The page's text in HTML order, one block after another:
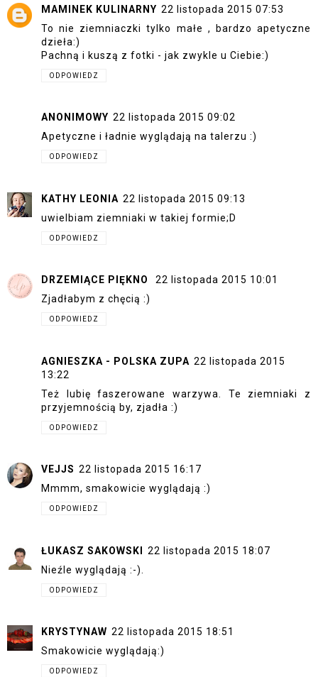
MAMINEK KULINARNY 22 listopada 2015 07:53
To nie ziemniaczki tylko małe , bardzo apetyczne
dzieła:)
Pachną i kuszą z fotki - jak zwykle u Ciebie:)
ODPOWIEDZ
ANONIMOWY 22 listopada 2015 09:02
Apetyczne i ładnie wyglądają na talerzu :)
ODPOWIEDZ
KATHY LEONIA 22 listopada 2015 09:13
uwielbiam ziemniaki w takiej formie;D
ODPOWIEDZ
DRZEMIĄCE PIĘKNO
22 listopada 2015 10:01
Zjadłabym z chęcią :)
ODPOWIEDZ
AGNIESZKA - POLSKA ZUPA 22 listopada 2015
13:22
Też lubię faszerowane warzywa. Te ziemniaki z
przyjemnością by, zjadła :)
ODPOWIEDZ
VEJJS 22 listopada 2015 16:17
Mmmm, smakowicie wyglądają :)
ODPOWIEDZ
ŁUKASZ SAKOWSKI
22 listopada 2015 18:07
Nieźle wyglądają :-).
ODPOWIEDZ
KRYSTYNAW 22 listopada 2015 18:51
Smakowicie wyglądają:)
ODPOWIEDZ